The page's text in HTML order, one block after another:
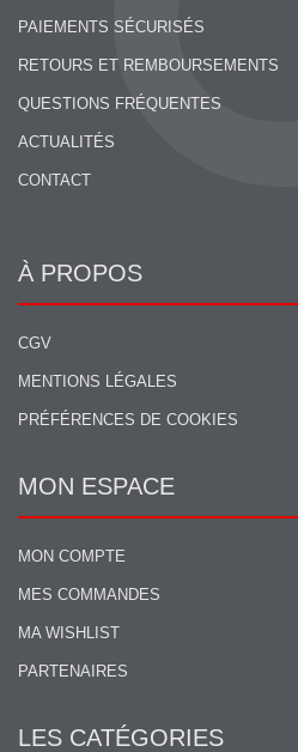
PAIEMENTS SÉCURISÉS
RETOURS ET REMBOURSEMENTS
QUESTIONS FRÉQUENTES
ACTUALITÉS
CONTACT
À PROPOS
CGV
MENTIONS LÉGALES
PRÉFÉRENCES DE COOKIES
MON ESPACE
MON COMPTE
MES COMMANDES
MA WISHLIST
PARTENAIRES
LES CATÉGORIES